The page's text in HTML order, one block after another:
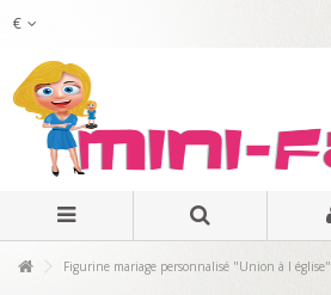
€
Figurine mariage personnalisé "Union à l église"